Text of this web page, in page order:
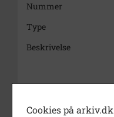
Nummer
Type
Beskrivelse
Cookies på arkiv.dk